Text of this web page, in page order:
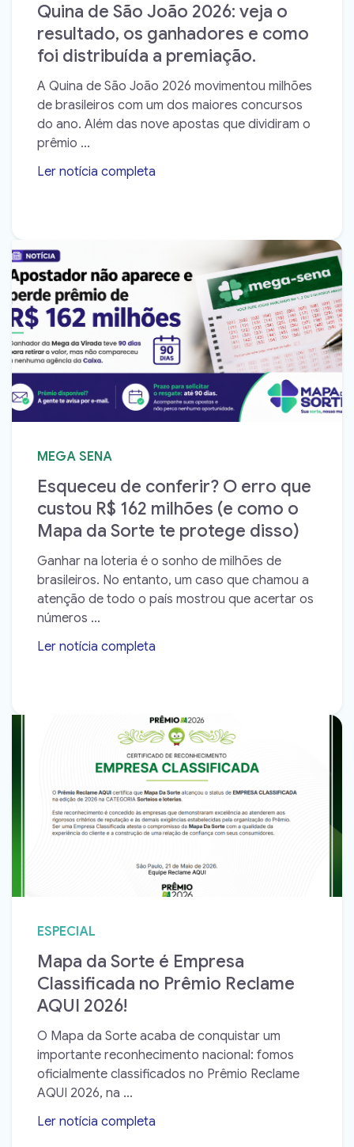
Quina de São João 2026: veja o
resultado, os ganhadores e como
foi distribuída a premiação.
A Quina de São João 2026 movimentou milhões
de brasileiros com um dos maiores concursos
do ano. Além das nove apostas que dividiram o
prêmio ...
Ler notícia completa
MEGA SENA
Esqueceu de conferir? O erro que
custou R$ 162 milhões (e como o
Mapa da Sorte te protege disso)
Ganhar na loteria é o sonho de milhões de
brasileiros. No entanto, um caso que chamou a
atenção de todo o país mostrou que acertar os
números ...
Ler notícia completa
ESPECIAL
Mapa da Sorte é Empresa
Classificada no Prêmio Reclame
AQUI 2026!
O Mapa da Sorte acaba de conquistar um
importante reconhecimento nacional: fomos
oficialmente classificados no Prêmio Reclame
AQUI 2026, na ...
Ler notícia completa